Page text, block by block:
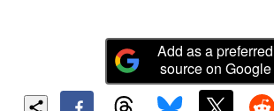
Add as a preferred
source on Google